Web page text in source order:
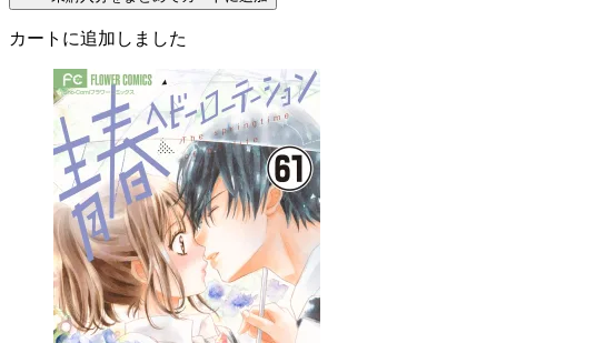
カートに追加しました